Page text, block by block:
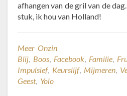
afhangen van de gril van de
stuk, ik hou van Holland!
Meer Onzin
Blij, Boos, Facebook, Familie,
Impulsief, Keurslijf, Mijmeren,
Geest, Yolo